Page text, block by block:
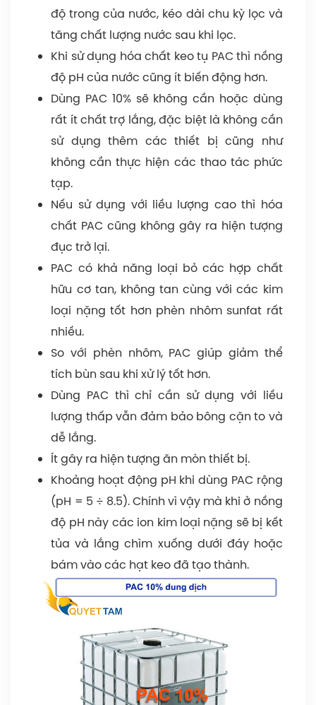
độ trong của nước, kéo dài chu kỳ lọc và
tăng chất lượng nước sau khi lọc.
Khi sử dụng hóa chất keo tụ PAC thì nồng
độ pH của nước cũng ít biến động hơn.
Dùng PAC 10% sẽ không cần hoặc dùng
rất ít chất trợ lắng, đặc biệt là không cần
sử dụng thêm các thiết bị cũng như
không cần thực hiện các thao tác phức
tạp.
Nếu sử dụng với liều lượng cao thì hóa
chất PAC cũng không gây ra hiện tượng
đục trở lại.
PAC có khả năng loại bỏ các hợp chất
hữu cơ tan, không tan cùng với các kim
loại nặng tốt hơn phèn nhôm sunfat rất
nhiều.
So với phèn nhôm, PAC giúp giảm thể
tích bùn sau khi xử lý tốt hơn.
Dùng PAC thì chỉ cần sử dụng với liều
lượng thấp vẫn đảm bảo bông cặn to và
dễ lắng.
Ít gây ra hiện tượng ăn mòn thiết bị.
Khoảng hoạt động pH khi dùng PAC rộng
(pH = 5 ÷ 8.5). Chính vì vậy mà khi ở nồng
độ pH này các ion kim loại nặng sẽ bị kết
tủa và lắng chìm xuống dưới đáy hoặc
bám vào các hạt keo đã tạo thành.